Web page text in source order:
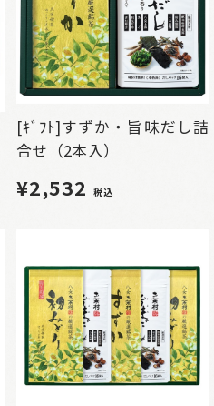
[ｷﾞﾌﾄ]すずか・旨味だし詰
合せ（2本入）
¥2,532 税込